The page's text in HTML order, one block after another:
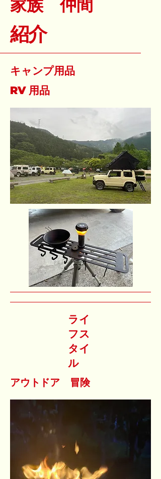
家族 仲間
紹介
キャンプ用品
RV 用品
ライ
フス
タイ
ル
​アウトドア 冒険